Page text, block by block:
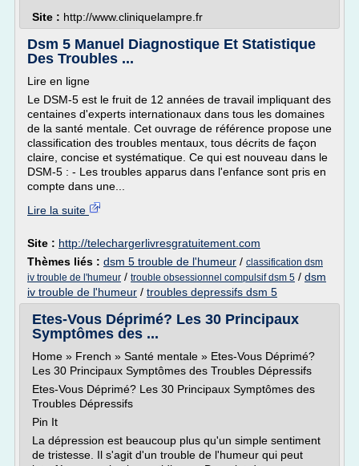
Site : http://www.cliniquelampre.fr
Dsm 5 Manuel Diagnostique Et Statistique
Des Troubles ...
Lire en ligne
Le DSM-5 est le fruit de 12 années de travail impliquant des
centaines d'experts internationaux dans tous les domaines
de la santé mentale. Cet ouvrage de référence propose une
classification des troubles mentaux, tous décrits de façon
claire, concise et systématique. Ce qui est nouveau dans le
DSM-5 : - Les troubles apparus dans l'enfance sont pris en
compte dans une...
Lire la suite
Site : http://telechargerlivresgratuitement.com
Thèmes liés : dsm 5 trouble de l'humeur / classification dsm
iv trouble de l'humeur / trouble obsessionnel compulsif dsm 5 / dsm
iv trouble de l'humeur / troubles depressifs dsm 5
Etes-Vous Déprimé? Les 30 Principaux
Symptômes des ...
Home » French » Santé mentale » Etes-Vous Déprimé?
Les 30 Principaux Symptômes des Troubles Dépressifs
Etes-Vous Déprimé? Les 30 Principaux Symptômes des
Troubles Dépressifs
Pin It
La dépression est beaucoup plus qu'un simple sentiment
de tristesse. Il s'agit d'un trouble de l'humeur qui peut